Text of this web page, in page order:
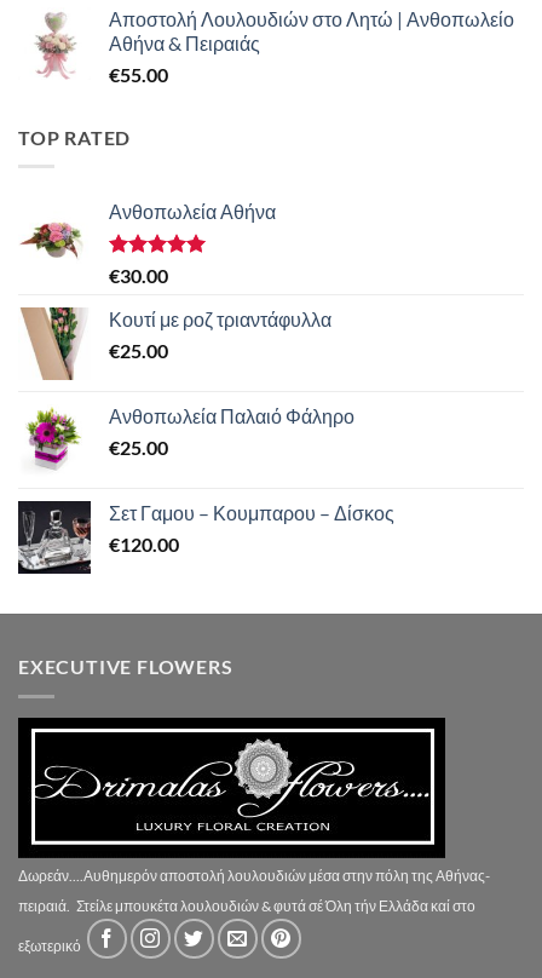
Αποστολή Λουλουδιών στο Λητώ | Ανθοπωλείο
Αθήνα & Πειραιάς
€55.00
TOP RATED
Ανθοπωλεία Αθήνα
Βαθμολογήθηκε
από 5
€30.00
Κουτί με ροζ τριαντάφυλλα
€25.00
Ανθοπωλεία Παλαιό Φάληρο
€25.00
Σετ Γαμου – Κουμπαρου – Δίσκος
€120.00
EXECUTIVE FLOWERS
Δωρεάν....Αυθημερόν αποστολή λουλουδιών μέσα στην πόλη της Αθήνας-
πειραιά. Στείλε μπουκέτα λουλουδιών & φυτά σέ Όλη τήν Ελλάδα καί στο
εξωτερικό